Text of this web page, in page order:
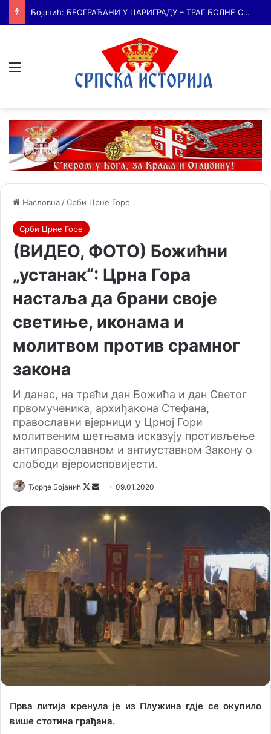
Бојанић: Србија се буди – али тек сада почиње најважнија битка
Насловна /Срби Црне Горе
Срби Црне Горе
(ВИДЕО, ФОТО) Божићни
„устанак“: Црна Гора
настаља да брани своје
светиње, иконама и
молитвом против срамног
закона
И данас, на трећи дан Божића и дан Светог
првомученика, архиђакона Стефана,
православни вјерници у Црној Гори
молитвеним шетњама исказују противљење
антиправославном и антиуставном Закону о
слободи вјероисповијести.
Ђорђе Бојанић
F
o
n
X
n
m
l
09.01.2020
Прва литија кренула је из Плужина гдје се окупило
више стотина грађана.